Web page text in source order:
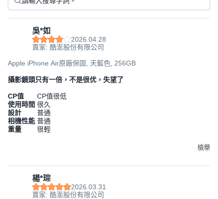
吳*如
2026.04.28
賣家: 酷澎股份有限公司
Apple iPhone Air原廠保固, 天藍色, 256GB
攝影鏡頭只有一倍，不是很优，失望了
CP值
CP值很低
使用時間 很久
設計
普通
相機性能 普通
重量
很輕
檢舉
楊*琮
2026.03.31
賣家: 酷澎股份有限公司